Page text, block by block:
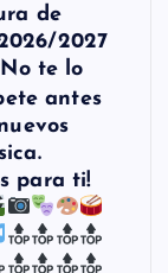
de
2027
te lo
antes
para ti!